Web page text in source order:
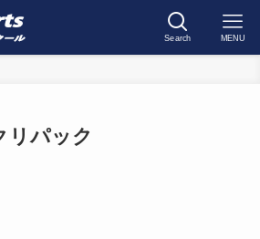
Search MENU
リパック